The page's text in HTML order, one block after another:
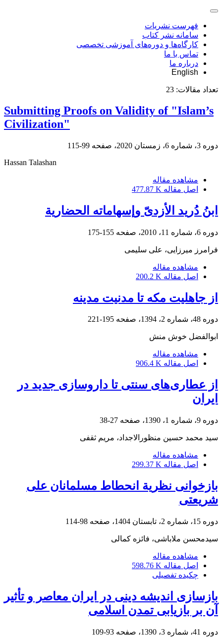
فهرست نشریات
سامانه نشر کتاب
کارگاه‌ها و دوره‌های آموزشی تخصصی
تماس با ما
درباره ما
English
تعداد مقالات: 23
Submitting Proofs on Validity of "Islam’s
Civilization"
دوره 3، شماره 6، زمستان 2020، صفحه
99-115
Hassan Talashan
مشاهده مقاله
اصل مقاله 477.87 K
ابنُ دُرید الأزدیّ وإسهاماته الحضاریة
دوره 6، شماره 11، 2010، صفحه 155-175
فرامرز میرزایی، علی سلیمی
مشاهده مقاله
اصل مقاله 200.2 K
از جاهلیت مکه تا مدنیت مدینه‌
دوره 48، شماره 2، 1394، صفحه 195-221
ابوالفضل خوش منش
مشاهده مقاله
اصل مقاله 906.4 K
از عطاری‌های سنتی تا داروسازی جدید در
ایران
دوره 9، شماره 1، 1390، صفحه 27-38
سید محمد حسین منظورالاجداد، مریم ثقفی
مشاهده مقاله
اصل مقاله 299.37 K
بازخوانی نظریة انحطاط مسلمانان علی
شریعتی
دوره 15، شماره 2، تابستان 1404، صفحه 98-114
سیدمحسن ملاباشی، فائزه کمالی
مشاهده مقاله
اصل مقاله 598.76 K
چکیده تفصیلی
بازسازی اندیشه دینی در ایران معاصر و تأثیر
آن بر بازیابی تمدن اسلامی
دوره 41، شماره 3، 1390، صفحه 93-109